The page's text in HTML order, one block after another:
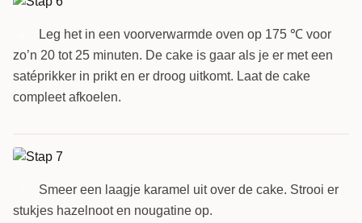
Leg het in een voorverwarmde oven op 175 ℃ voor
zo’n 20 tot 25 minuten. De cake is gaar als je er met een
satéprikker in prikt en er droog uitkomt. Laat de cake
compleet afkoelen.
Smeer een laagje karamel uit over de cake. Strooi er
stukjes hazelnoot en nougatine op.